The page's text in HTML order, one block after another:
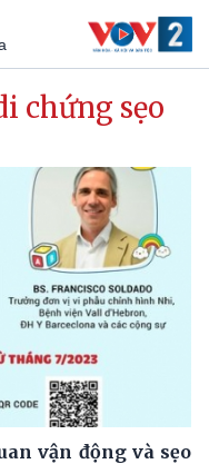
chứng sẹo
vận động và sẹo